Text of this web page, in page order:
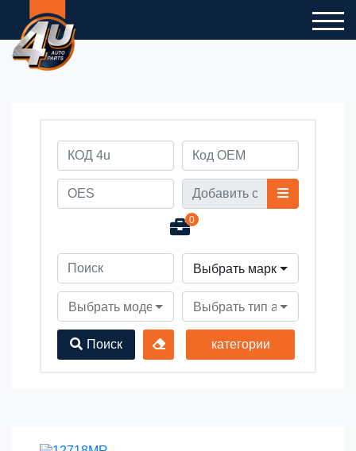
0
Выбрать марку
Выбрать модель автомобиляВыбрать тип автомобиля
Поиск категории